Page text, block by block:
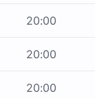
20:00
20:00
20:00